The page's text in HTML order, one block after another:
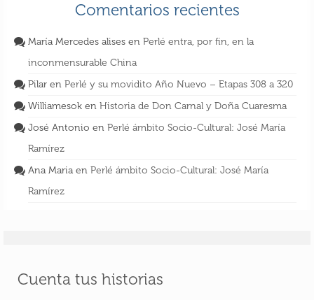
Comentarios recientes
María Mercedes alises en Perlé entra, por fin, en la
inconmensurable China
Pilar en Perlé y su movidito Año Nuevo – Etapas 308 a 320
Williamesok en Historia de Don Carnal y Doña Cuaresma
José Antonio en Perlé ámbito Socio-Cultural: José María
Ramírez
Ana Maria en Perlé ámbito Socio-Cultural: José María
Ramírez
Cuenta tus historias